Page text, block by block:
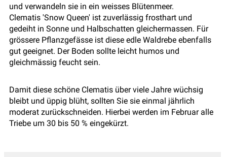
und verwandeln sie in ein weisses Blütenmeer.
Clematis 'Snow Queen' ist zuverlässig frosthart und
gedeiht in Sonne und Halbschatten gleichermassen. Für
grössere Pflanzgefässe ist diese edle Waldrebe ebenfalls
gut geeignet. Der Boden sollte leicht humos und
gleichmässig feucht sein.
Damit diese schöne Clematis über viele Jahre wüchsig
bleibt und üppig blüht, sollten Sie sie einmal jährlich
moderat zurückschneiden. Hierbei werden im Februar alle
Triebe um 30 bis 50 % eingekürzt.